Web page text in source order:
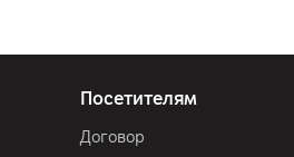
Посетителям
Договор